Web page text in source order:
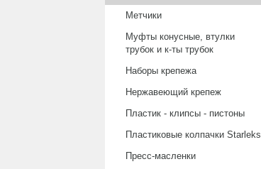
Метчики
Муфты конусные, втулки
трубок и к-ты трубок
Наборы крепежа
Нержавеющий крепеж
Пластик - клипсы - пистоны
Пластиковые колпачки Starleks
Пресс-масленки